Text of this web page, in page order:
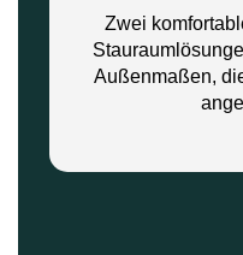
Zwei
Außenmaßen,